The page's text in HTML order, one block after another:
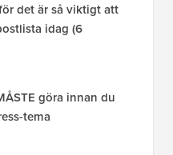
det är så viktigt att
idag (6
göra innan du
tema